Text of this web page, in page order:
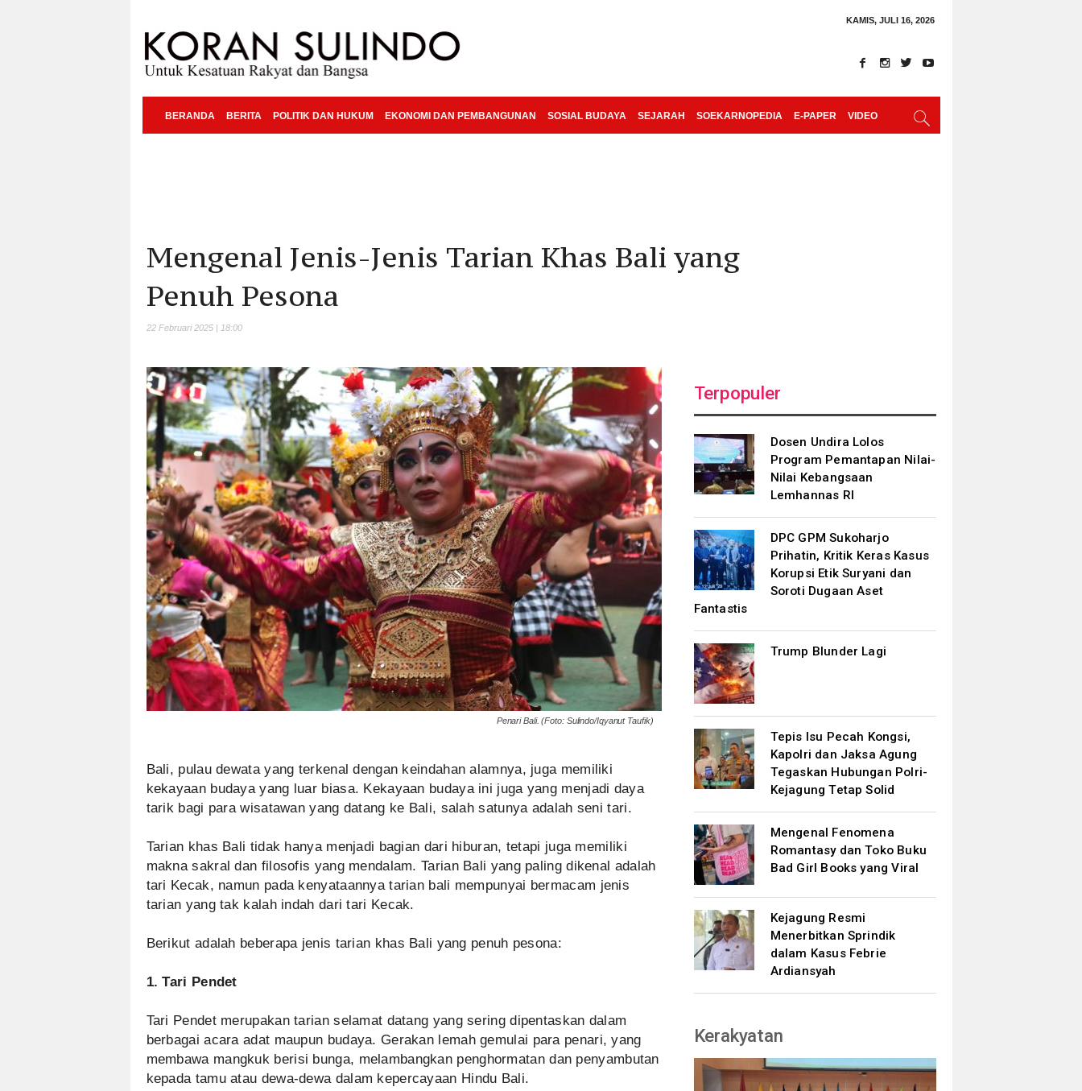
KAMIS, JULI 16, 2026
BERANDA BERITA POLITIK DAN HUKUM EKONOMI DAN PEMBANGUNAN SOSIAL BUDAYA SEJARAH SOEKARNOPEDIA E-PAPER VIDEO
Mengenal Jenis-Jenis Tarian Khas Bali yang
Penuh Pesona
22 Februari 2025 | 18:00
Penari Bali. (Foto: Sulindo/Iqyanut Taufik)
Bali, pulau dewata yang terkenal dengan keindahan alamnya, juga memiliki
kekayaan budaya yang luar biasa. Kekayaan budaya ini juga yang menjadi daya
tarik bagi para wisatawan yang datang ke Bali, salah satunya adalah seni tari.
Tarian khas Bali tidak hanya menjadi bagian dari hiburan, tetapi juga memiliki
makna sakral dan filosofis yang mendalam. Tarian Bali yang paling dikenal adalah
tari Kecak, namun pada kenyataannya tarian bali mempunyai bermacam jenis
tarian yang tak kalah indah dari tari Kecak.
Berikut adalah beberapa jenis tarian khas Bali yang penuh pesona:
1. Tari Pendet
Tari Pendet merupakan tarian selamat datang yang sering dipentaskan dalam
berbagai acara adat maupun budaya. Gerakan lemah gemulai para penari, yang
membawa mangkuk berisi bunga, melambangkan penghormatan dan penyambutan
kepada tamu atau dewa-dewa dalam kepercayaan Hindu Bali.
Terpopuler
Dosen Undira Lolos
Program Pemantapan Nilai-
Nilai Kebangsaan
Lemhannas RI
DPC GPM Sukoharjo
Prihatin, Kritik Keras Kasus
Korupsi Etik Suryani dan
Soroti Dugaan Aset
Fantastis
Trump Blunder Lagi
Tepis Isu Pecah Kongsi,
Kapolri dan Jaksa Agung
Tegaskan Hubungan Polri-
Kejagung Tetap Solid
Mengenal Fenomena
Romantasy dan Toko Buku
Bad Girl Books yang Viral
Kejagung Resmi
Menerbitkan Sprindik
dalam Kasus Febrie
Ardiansyah
Kerakyatan